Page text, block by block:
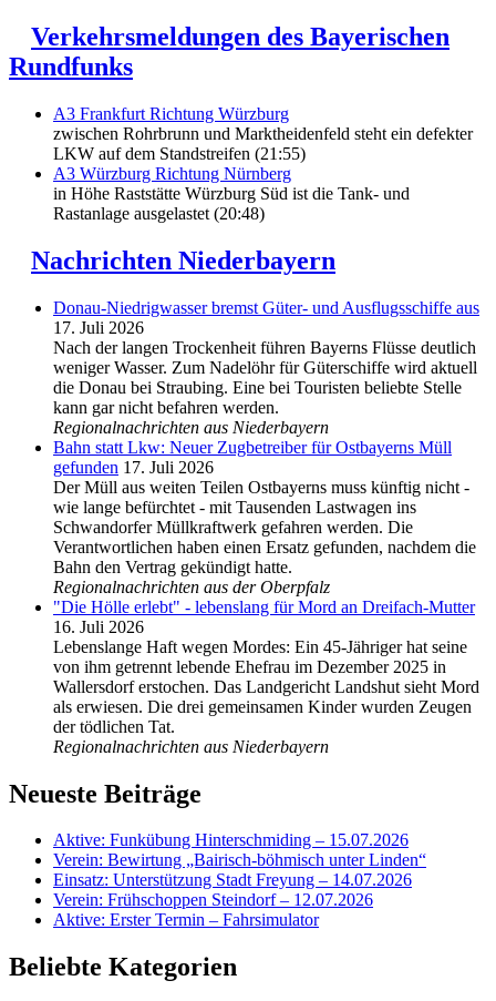
Verkehrsmeldungen des Bayerischen
Rundfunks
A3 Frankfurt Richtung Würzburg
zwischen Rohrbrunn und Marktheidenfeld steht ein defekter
LKW auf dem Standstreifen (21:55)
A3 Würzburg Richtung Nürnberg
in Höhe Raststätte Würzburg Süd ist die Tank- und
Rastanlage ausgelastet (20:48)
Nachrichten Niederbayern
Donau-Niedrigwasser bremst Güter- und Ausflugsschiffe aus
17. Juli 2026
Nach der langen Trockenheit führen Bayerns Flüsse deutlich
weniger Wasser. Zum Nadelöhr für Güterschiffe wird aktuell
die Donau bei Straubing. Eine bei Touristen beliebte Stelle
kann gar nicht befahren werden.
Regionalnachrichten aus Niederbayern
Bahn statt Lkw: Neuer Zugbetreiber für Ostbayerns Müll
gefunden 17. Juli 2026
Der Müll aus weiten Teilen Ostbayerns muss künftig nicht -
wie lange befürchtet - mit Tausenden Lastwagen ins
Schwandorfer Müllkraftwerk gefahren werden. Die
Verantwortlichen haben einen Ersatz gefunden, nachdem die
Bahn den Vertrag gekündigt hatte.
Regionalnachrichten aus der Oberpfalz
"Die Hölle erlebt" - lebenslang für Mord an Dreifach-Mutter
16. Juli 2026
Lebenslange Haft wegen Mordes: Ein 45-Jähriger hat seine
von ihm getrennt lebende Ehefrau im Dezember 2025 in
Wallersdorf erstochen. Das Landgericht Landshut sieht Mord
als erwiesen. Die drei gemeinsamen Kinder wurden Zeugen
der tödlichen Tat.
Regionalnachrichten aus Niederbayern
Neueste Beiträge
Aktive: Funkübung Hinterschmiding – 15.07.2026
Verein: Bewirtung „Bairisch-böhmisch unter Linden“
Einsatz: Unterstützung Stadt Freyung – 14.07.2026
Verein: Frühschoppen Steindorf – 12.07.2026
Aktive: Erster Termin – Fahrsimulator
Beliebte Kategorien